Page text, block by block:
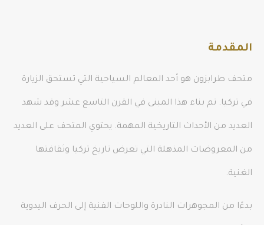
المقدمة
متحف طرابزون هو أحد المعالم السياحية التي تستحق الزيارة
في تركيا. تم بناء هذا المبنى في القرن التاسع عشر وقد شهد
العديد من الأحداث التاريخية المهمة. يحتوي المتحف على العديد
من المعروضات المذهلة التي تعرض تاريخ تركيا وثقافتها
الغنية.
بدءًا من المجوهرات النادرة واللوحات الفنية إلى الحرف اليدوية